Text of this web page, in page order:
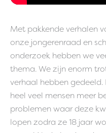
Met pakkende verhalen
onze jongerenraad en
onderzoek hebben we
thema. We zijn enorm
verhaal hebben
heel veel mensen meer
problemen waar deze
lopen zodra ze 18 jaar